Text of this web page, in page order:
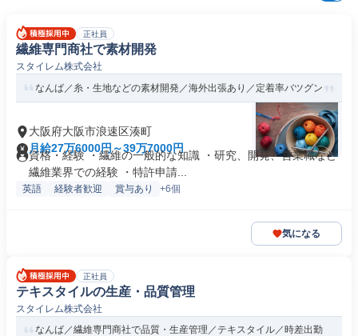
正社員
繊維専門商社で素材開発
スタイレム株式会社
なんば／糸・生地などの素材開発／海外出張あり／定着率バツグン
大阪府大阪市浪速区湊町
月給27万6000円～39万7000円
資格・経験 ・繊維の一般的な知識 ・研究、開発、営業職など
繊維業界での経験 ・特許申請...
英語 経験者歓迎 賞与あり +6個
気になる
正社員
テキスタイルの生産・品質管理
スタイレム株式会社
なんば／繊維専門商社で品質・生産管理／テキスタイル／時差出勤